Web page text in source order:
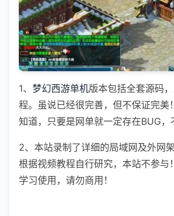
1、 梦幻西游单机版本包括全套源码
程。虽说已经很完善，但不保证完美
知道，只要是网单就一定存在BUG，
2、本站录制了详细的局域网及外网
根据视频教程自行研究，本站不参与
学习使用，请勿商用！